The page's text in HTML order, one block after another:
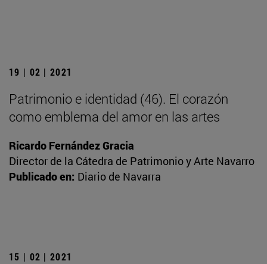
19 | 02 | 2021
Patrimonio e identidad (46). El corazón
como emblema del amor en las artes
Ricardo Fernández Gracia
Director de la Cátedra de Patrimonio y Arte Navarro
Publicado en: Diario de Navarra
15 | 02 | 2021